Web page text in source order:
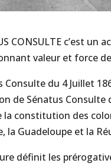
CONSULTE c’est un
valeur et force
Consulte du 4 Juillet
de Sénatus Consulte
la constitution des
la Guadeloupe et la
définit les